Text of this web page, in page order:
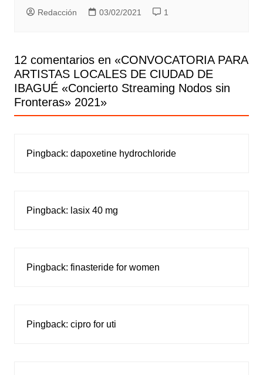
Redacción 03/02/2021 1
12 comentarios en «CONVOCATORIA PARA
ARTISTAS LOCALES DE CIUDAD DE
IBAGUÉ «Concierto Streaming Nodos sin
Fronteras» 2021»
Pingback: dapoxetine hydrochloride
Pingback: lasix 40 mg
Pingback: finasteride for women
Pingback: cipro for uti